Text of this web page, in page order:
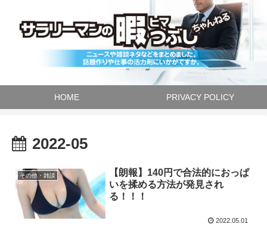
HOME PRIVACY POLICY
2022-05
その他・雑談
【朗報】140円で合法的におっぱ
いを揉める方法が発見され
る！！！
2022.05.01